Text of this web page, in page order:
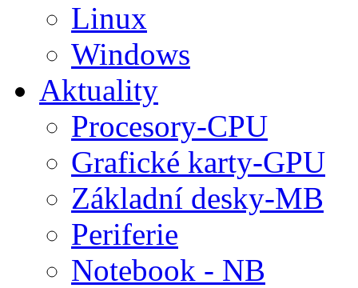
Linux
Windows
Aktuality
Procesory-CPU
Grafické karty-GPU
Základní desky-MB
Periferie
Notebook - NB